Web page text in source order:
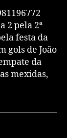
2 pela 2ª
festa da
gols de João
da
mexidas,